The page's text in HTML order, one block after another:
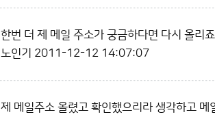
한번 더 제 메일 주소가 궁금하다면 다시 올리
노인기 2011-12-12 14:07:07
제 메일주소 올렸고 확인했으리라 생각하고 메